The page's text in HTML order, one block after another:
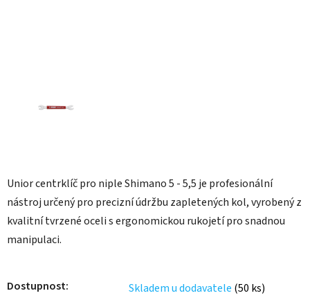
Unior centrklíč pro niple Shimano 5 - 5,5 je profesionální
nástroj určený pro precizní údržbu zapletených kol, vyrobený z
kvalitní tvrzené oceli s ergonomickou rukojetí pro snadnou
manipulaci.
Dostupnost Skladem u dodavatele (50 ks)